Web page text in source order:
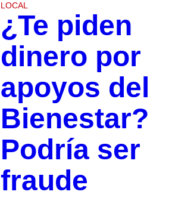
LOCAL
¿Te piden
dinero por
apoyos del
Bienestar?
Podría ser
fraude